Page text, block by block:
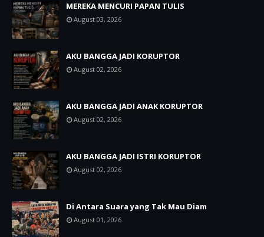
MEREKA MENCURI PAPAN TULIS
August 03, 2026
AKU BANGGA JADI KORUPTOR
August 02, 2026
AKU BANGGA JADI ANAK KORUPTOR
August 02, 2026
AKU BANGGA JADI ISTRI KORUPTOR
August 02, 2026
Di Antara Suara yang Tak Mau Diam
August 01, 2026